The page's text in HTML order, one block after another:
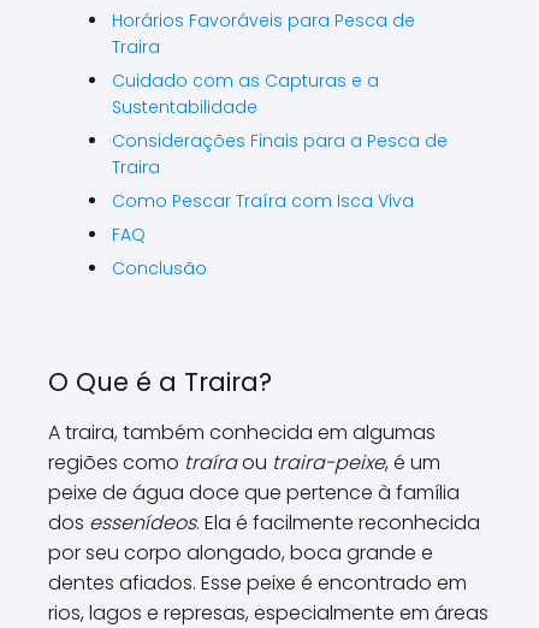
Horários Favoráveis para Pesca de
Traira
Cuidado com as Capturas e a
Sustentabilidade
Considerações Finais para a Pesca de
Traira
Como Pescar Traíra com Isca Viva
FAQ
Conclusão
O Que é a Traira?
A traira, também conhecida em algumas
regiões como traíraou traira-peixe, é um
peixe de água doce que pertence à família
dos essenídeos. Ela é facilmente reconhecida
por seu corpo alongado, boca grande e
dentes afiados. Esse peixe é encontrado em
rios, lagos e represas, especialmente em áreas